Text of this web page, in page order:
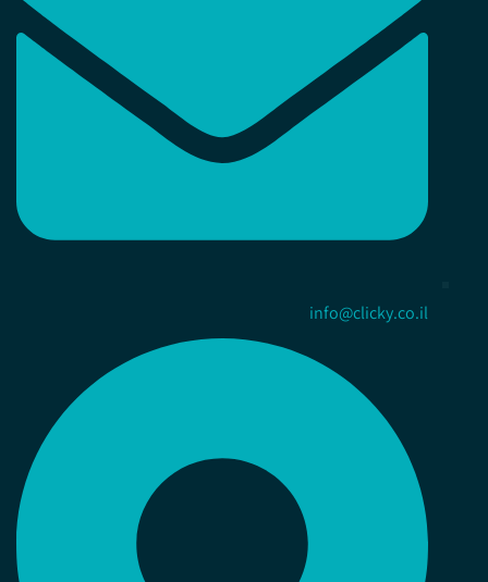
info@clicky.co.il